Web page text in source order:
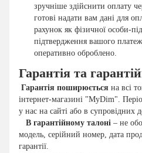
зручніше здійснити оплату
готові надати вам дані для
рахунок як фізичної особи-
підтвердження вашого
оперативно оброблено.
Гарантія та
Гарантія поширюється на всі
інтернет-магазині "MyDim".
у нас на сайті або в супровідних
В гарантійному талоні – не
модель, серійний номер, дата
гарантії.